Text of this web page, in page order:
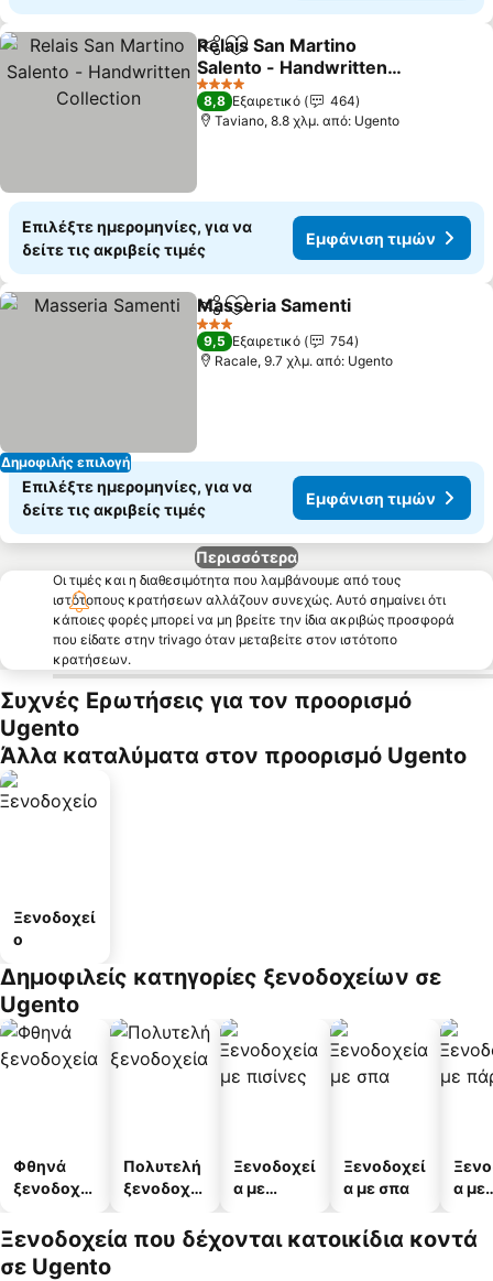
Κοινοποίηση
Προσθήκη στα αγαπημένα
Relais San Martino
Salento - Handwritten
Collection
4 Αστέρια
8,8 Εξαιρετικό
464
Taviano, 8.8 χλμ. από: Ugento
Επιλέξτε ημερομηνίες, για να
δείτε τις ακριβείς τιμές
Εμφάνιση τιμών
Δημοφιλής επιλογή
Κοινοποίηση
Προσθήκη στα αγαπημένα
Masseria Samenti
3 Αστέρια
9,5 Εξαιρετικό
754
Racale, 9.7 χλμ. από: Ugento
Επιλέξτε ημερομηνίες, για να
δείτε τις ακριβείς τιμές
Εμφάνιση τιμών
Περισσότερα
Οι τιμές και η διαθεσιμότητα που λαμβάνουμε από τους
ιστότοπους κρατήσεων αλλάζουν συνεχώς. Αυτό σημαίνει ότι
κάποιες φορές μπορεί να μη βρείτε την ίδια ακριβώς προσφορά
που είδατε στην trivago όταν μεταβείτε στον ιστότοπο
κρατήσεων.
Συχνές Ερωτήσεις για τον προορισμό
Ugento
Άλλα καταλύματα στον προορισμό Ugento
Ξενοδοχεί
ο
Δημοφιλείς κατηγορίες ξενοδοχείων σε
Ugento
Φθηνά
ξενοδοχεί
Πολυτελή
ξενοδοχεί
Ξενοδοχεί
α με
Ξενοδοχεί
α με σπα
α με
Ξενοδοχεία που δέχονται κατοικίδια κοντά
σε Ugento